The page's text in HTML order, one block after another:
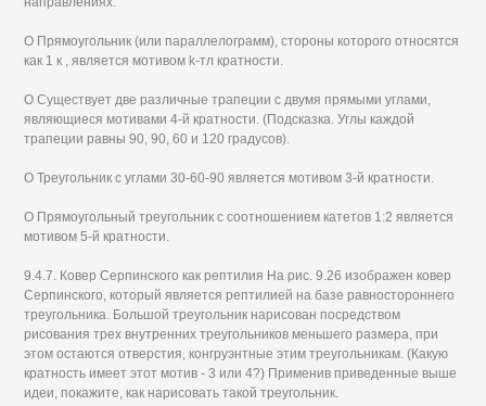
О Прямоугольник (или параллелограмм), стороны которого относятся
как 1 к , является мотивом k-тл кратности.
О Существует две различные трапеции с двумя прямыми углами,
являющиеся мотивами 4-й кратности. (Подсказка. Углы каждой
трапеции равны 90, 90, 60 и 120 градусов).
О Треугольник с углами 30-60-90 является мотивом 3-й кратности.
О Прямоугольный треугольник с соотношением катетов 1:2 является
мотивом 5-й кратности.
9.4.7. Ковер Серпинского как рептилия На рис. 9.26 изображен ковер
Серпинского, который является рептилией на базе равностороннего
треугольника. Большой треугольник нарисован посредством
рисования трех внутренних треугольников меньшего размера, при
этом остаются отверстия, конгруэнтные этим треугольникам. (Какую
кратность имеет этот мотив - 3 или 4?) Применив приведенные выше
идеи, покажите, как нарисовать такой треугольник.